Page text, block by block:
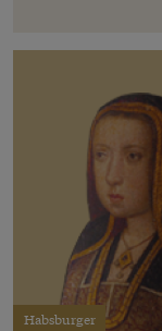
Habsburger